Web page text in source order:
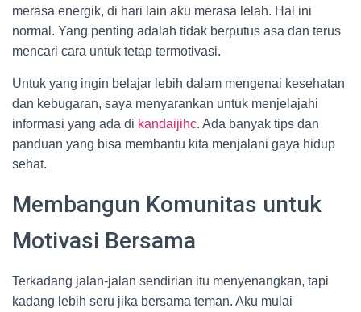
merasa energik, di hari lain aku merasa lelah. Hal ini
normal. Yang penting adalah tidak berputus asa dan terus
mencari cara untuk tetap termotivasi.
Untuk yang ingin belajar lebih dalam mengenai kesehatan
dan kebugaran, saya menyarankan untuk menjelajahi
informasi yang ada di kandaijihc. Ada banyak tips dan
panduan yang bisa membantu kita menjalani gaya hidup
sehat.
Membangun Komunitas untuk
Motivasi Bersama
Terkadang jalan-jalan sendirian itu menyenangkan, tapi
kadang lebih seru jika bersama teman. Aku mulai